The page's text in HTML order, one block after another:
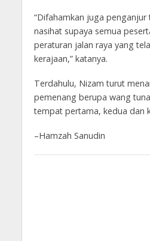
“Difahamkan juga
nasihat supaya semua
peraturan jalan raya yang
kerajaan,” katanya.
Terdahulu, Nizam turut
pemenang berupa wang
tempat pertama, kedua dan
–Hamzah Sanudin